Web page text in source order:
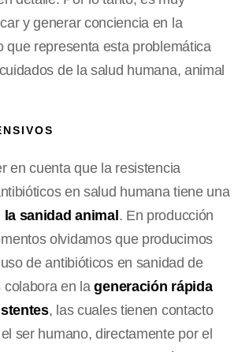
y generar conciencia en la
que representa esta problemática
de la salud humana, animal
en cuenta que la resistencia
en salud humana tiene una
sanidad animal. En producción
olvidamos que producimos
de antibióticos en sanidad de
colabora en lageneración rápida
, las cuales tienen contacto
ser humano, directamente por el